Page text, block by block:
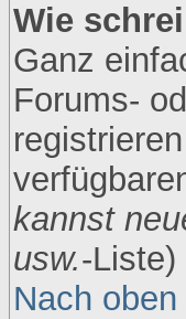
Wie
Ganz
Forums-
kannst
usw.-Liste)
Nach oben